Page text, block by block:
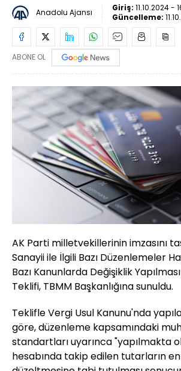
Anadolu Ajansı Giriş: 11.10.2024 -
Güncelleme:
ABONE OL
AK Parti milletvekillerinin imzasını
Sanayii ile İlgili Bazı Düzenlemeler
Bazı Kanunlarda Değişiklik
Teklifi, TBMM Başkanlığına sunuldu.
Teklifle Vergi Usul Kanunu'nda
göre, düzenleme kapsamındaki
standartları uyarınca "yapılmakta
hesabında takip edilen tutarların